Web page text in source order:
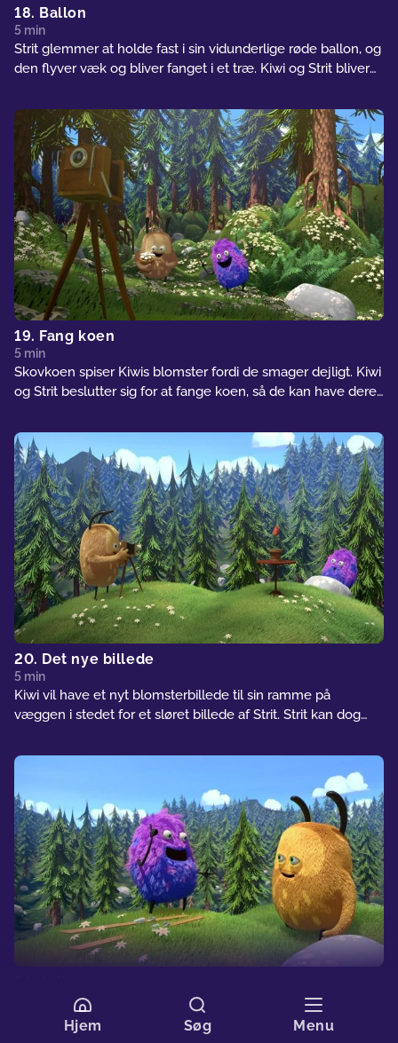
18. Ballon
5 min
Strit glemmer at holde fast i sin vidunderlige røde ballon, og
den flyver væk og bliver fanget i et træ. Kiwi og Strit bliver
19. Fang koen
5 min
Skovkoen spiser Kiwis blomster fordi de smager dejligt. Kiwi
og Strit beslutter sig for at fange koen, så de kan have deres
20. Det nye billede
5 min
Kiwi vil have et nyt blomsterbillede til sin ramme på
væggen i stedet for et sløret billede af Strit. Strit kan dog
billedet.
Strit bygger en skihop-platform på en bakke. Med Kiwis
hjælp får han den til at fungere uden sne. Nu skal Strit bare
Hjem Søg Menu